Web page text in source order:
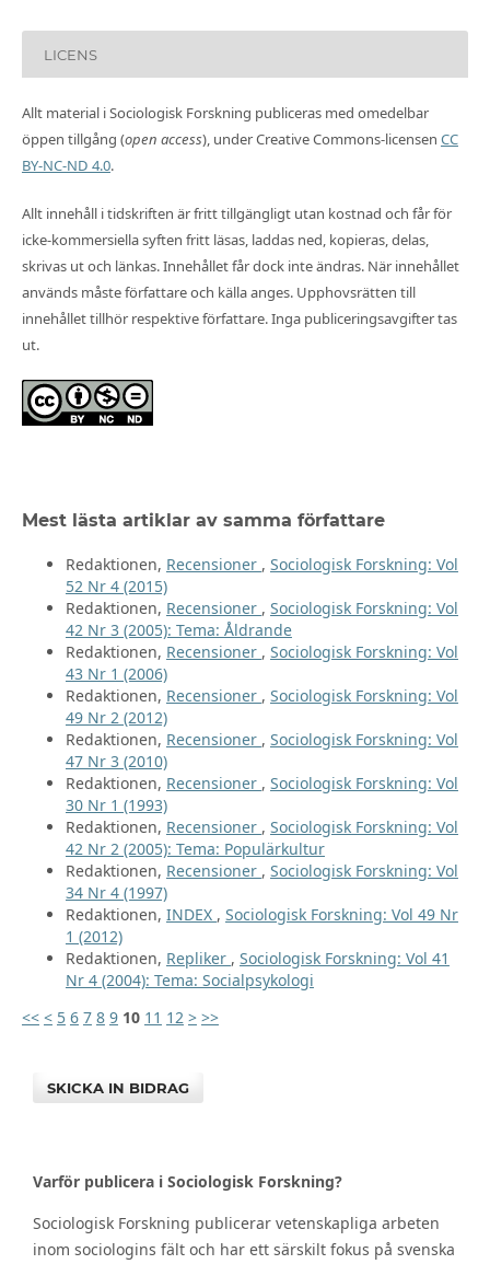
LICENS
Allt material i Sociologisk Forskning publiceras med omedelbar
öppen tillgång (open access), under Creative Commons-licensen CC
BY-NC-ND 4.0.
Allt innehåll i tidskriften är fritt tillgängligt utan kostnad och får för
icke-kommersiella syften fritt läsas, laddas ned, kopieras, delas,
skrivas ut och länkas. Innehållet får dock inte ändras. När innehållet
används måste författare och källa anges. Upphovsrätten till
innehållet tillhör respektive författare. Inga publiceringsavgifter tas
ut.
Mest lästa artiklar av samma författare
Redaktionen, Recensioner , Sociologisk Forskning: Vol
52 Nr 4 (2015)
Redaktionen, Recensioner , Sociologisk Forskning: Vol
42 Nr 3 (2005): Tema: Åldrande
Redaktionen, Recensioner , Sociologisk Forskning: Vol
43 Nr 1 (2006)
Redaktionen, Recensioner , Sociologisk Forskning: Vol
49 Nr 2 (2012)
Redaktionen, Recensioner , Sociologisk Forskning: Vol
47 Nr 3 (2010)
Redaktionen, Recensioner , Sociologisk Forskning: Vol
30 Nr 1 (1993)
Redaktionen, Recensioner , Sociologisk Forskning: Vol
42 Nr 2 (2005): Tema: Populärkultur
Redaktionen, Recensioner , Sociologisk Forskning: Vol
34 Nr 4 (1997)
Redaktionen, INDEX , Sociologisk Forskning: Vol 49 Nr
1 (2012)
Redaktionen, Repliker , Sociologisk Forskning: Vol 41
Nr 4 (2004): Tema: Socialpsykologi
<< < 5 6 7 8 9 10 11 12 > >>
SKICKA IN BIDRAG
Varför publicera i Sociologisk Forskning?
Sociologisk Forskning publicerar vetenskapliga arbeten
inom sociologins fält och har ett särskilt fokus på svenska